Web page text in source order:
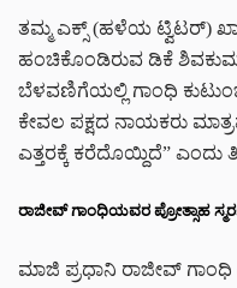
ತಮ್ಮ ಎಕ್ಸ್ (ಹಳೆಯ ಟ್ವಿಟರ್)
ಹಂಚಿಕೊಂಡಿರುವ ಡಿಕೆ
ಬೆಳವಣಿಗೆಯಲ್ಲಿ ಗಾಂಧಿ
ಕೇವಲ ಪಕ್ಷದ ನಾಯಕರು
ಎತ್ತರಕ್ಕೆ ಕರೆದೊಯ್ದಿದೆ” ಎಂದು
ರಾಜೀವ್ ಗಾಂಧಿಯವರ ಪ್ರೋತ್ಸಾಹ
ಮಾಜಿ ಪ್ರಧಾನಿ ರಾಜೀವ್‌ ಗಾಂಧಿ